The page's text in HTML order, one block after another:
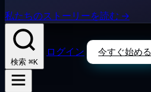
私たちのストーリーを読む →
検索 ⌘K
ログイン 今すぐ始める